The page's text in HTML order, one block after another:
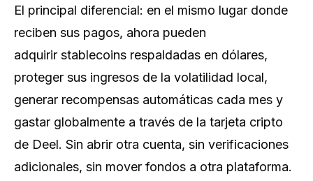
El principal diferencial: en el mismo lugar donde
reciben sus pagos, ahora pueden
adquirir stablecoins respaldadas en dólares,
proteger sus ingresos de la volatilidad local,
generar recompensas automáticas cada mes y
gastar globalmente a través de la tarjeta cripto
de Deel. Sin abrir otra cuenta, sin verificaciones
adicionales, sin mover fondos a otra plataforma.